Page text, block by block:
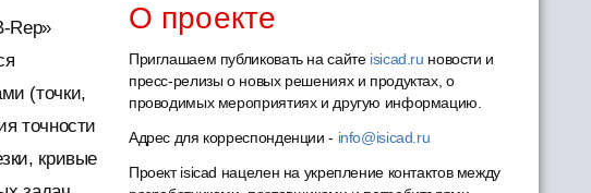
Rep»
(точки,
точности
кривые
О проекте
Приглашаем публиковать на сайте isicad.ru новости и
пресс-релизы о новых решениях и продуктах, о
проводимых мероприятиях и другую информацию.
Адрес для корреспонденции - info@isicad.ru
Проект isicad нацелен на укрепление контактов между